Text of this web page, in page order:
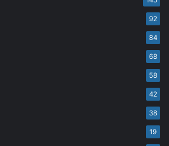
92
84
68
58
42
38
19